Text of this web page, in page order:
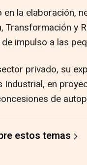
la elaboración,
Transformación y
impulso a las
privado, su
Industrial, en
de
estos temas